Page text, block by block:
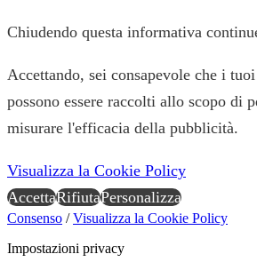
Chiudendo questa informativa
Accettando, sei consapevole che i
possono essere raccolti allo scopo di
misurare l'efficacia della pubblicità.
Visualizza la Cookie Policy
AccettaRifiutaPersonalizza
Consenso /Visualizza la Cookie Policy
Impostazioni privacy